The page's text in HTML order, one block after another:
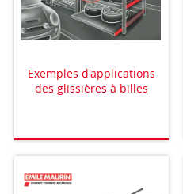
Exemples d'applications
des glissières à billes